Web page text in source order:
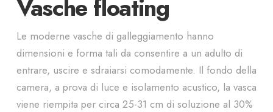
Vasche floating
Le moderne vasche di galleggiamento hanno
dimensioni e forma tali da consentire a un adulto di
entrare, uscire e sdraiarsi comodamente. Il fondo della
camera, a prova di luce e isolamento acustico, la vasca
viene riempita per circa 25-31 cm di soluzione al 30%